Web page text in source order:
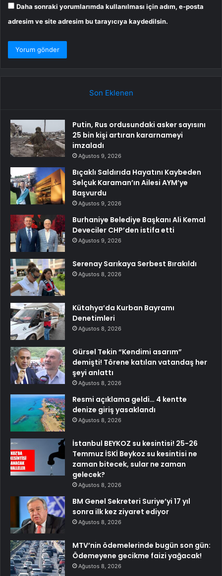
Daha sonraki yorumlarımda kullanılması için adım, e-posta
adresim ve site adresim bu tarayıcıya kaydedilsin.
Son Eklenen
Putin, Rus ordusundaki asker sayısını
25 bin kişi artıran kararnameyi
imzaladı
Ağustos 9, 2026
Bıçaklı Saldırıda Hayatını Kaybeden
Selçuk Karaman’ın Ailesi AYM’ye
Başvurdu
Ağustos 9, 2026
Burhaniye Belediye Başkanı Ali Kemal
Deveciler CHP’den istifa etti
Ağustos 9, 2026
Serenay Sarıkaya Serbest Bırakıldı
Ağustos 8, 2026
Kütahya’da Kurban Bayramı
Denetimleri
Ağustos 8, 2026
Gürsel Tekin “Kendimi asarım”
demişti! Törene katılan vatandaş her
şeyi anlattı
Ağustos 8, 2026
Resmi açıklama geldi… 4 kentte
denize giriş yasaklandı
Ağustos 8, 2026
İstanbul BEYKOZ su kesintisi! 25-26
Temmuz İSKİ Beykoz su kesintisi ne
zaman bitecek, sular ne zaman
gelecek?
Ağustos 8, 2026
BM Genel Sekreteri Suriye’yi 17 yıl
sonra ilk kez ziyaret ediyor
Ağustos 8, 2026
MTV’nin ödemelerinde bugün son gün:
Ödemeyene gecikme faizi yağacak!
Ağustos 8, 2026